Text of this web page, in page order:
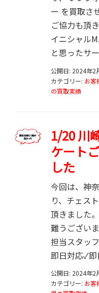
ー を買取さ
ご協力も頂
イニシャル
と思ったサ
公開日: 2024年2
カテゴリー: お客
の買取実績
1/20 川
ケート
した
今回は、神
り、チェス
頂きました
難うござい
担当スタッ
即日対応✓
公開日: 2024年2
カテゴリー: お客